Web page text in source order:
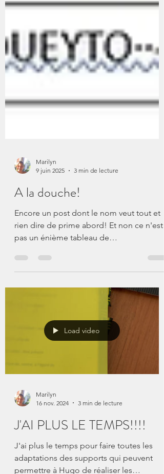
9 juin 2025
3 min de lecture
A la douche!
Encore un post dont le nom veut tout et
pas un énième tableau de
communication sur la douche,...
16 nov. 2024
3 min de lecture
J'AI PLUS LE TEMPS!!!!
J'ai plus le temps pour faire toutes les